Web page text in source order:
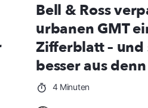
Bell & Ross
urbanen GMT
Zifferblatt – und
besser aus
4 Minuten